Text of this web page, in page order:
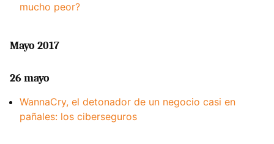
mucho peor?
Mayo 2017
26 mayo
WannaCry, el detonador de un negocio casi en
pañales: los ciberseguros